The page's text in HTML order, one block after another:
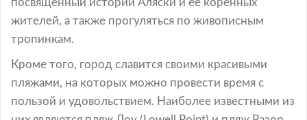
посвященный истории Аляски и ее коренных
жителей, а также прогуляться по живописным
тропинкам.
Кроме того, город славится своими красивыми
пляжами, на которых можно провести время с
пользой и удовольствием. Наиболее известными из